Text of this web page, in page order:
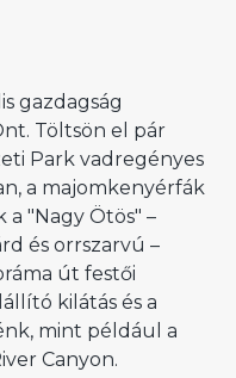
gazdagság
Töltsön el pár
Park vadregényes
a majomkenyérfák
"Nagy Ötös" –
és orrszarvú –
út festői
kilátás és a
mint például a
Canyon.